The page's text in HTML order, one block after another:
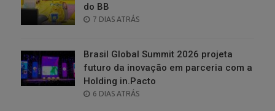
do BB
POSTED
7 DIAS ATRÁS
Brasil Global Summit 2026 projeta
futuro da inovação em parceria com a
Holding in.Pacto
POSTED
6 DIAS ATRÁS